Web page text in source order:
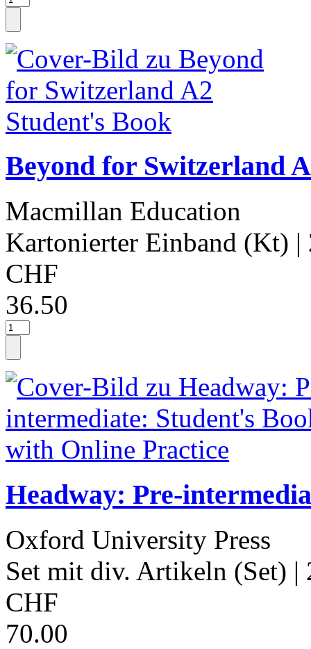
Beyond for Switzerland
Macmillan Education
Kartonierter Einband (Kt) |
CHF
36.50
Headway: Pre-
Oxford University Press
Set mit div. Artikeln (Set) |
CHF
70.00